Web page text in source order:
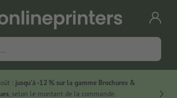
: jusqu’à -12 % sur la gamme Brochures &
, selon le montant de la commande.